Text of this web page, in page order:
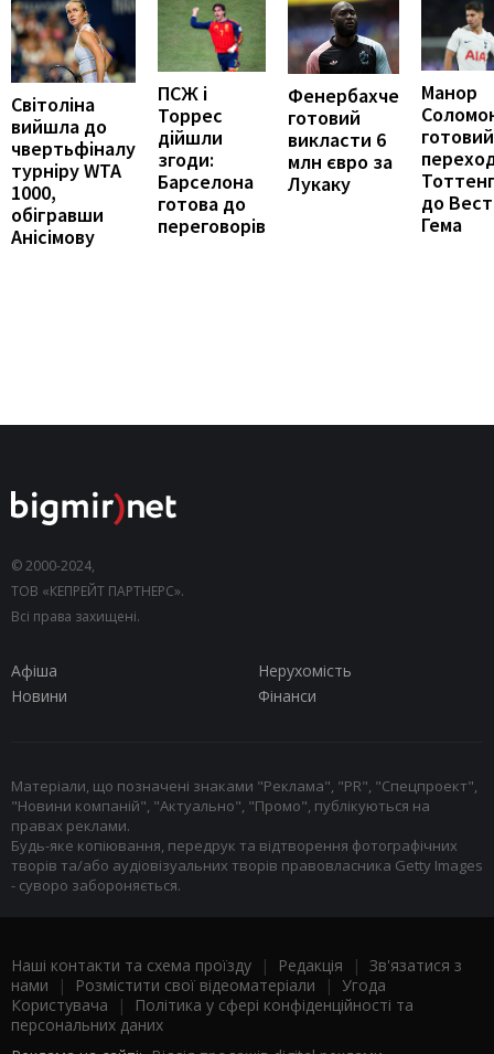
Світоліна
вийшла до
чвертьфіналу
турніру WTA
1000,
обігравши
Анісімову
ПСЖ і
Торрес
дійшли
згоди:
Барселона
готова до
переговорів
Фенербахче
готовий
викласти 6
млн євро за
Лукаку
Манор
до Вест
Гема
© 2000-2024,
ТОВ «КЕПРЕЙТ ПАРТНЕРС».
Всі права захищені.
Афіша
Нерухомість
Новини
Фінанси
Матеріали, що позначені знаками "Реклама", "PR", "Спецпроект",
"Новини компаній", "Актуально", "Промо", публікуються на
правах реклами.
Будь-яке копіювання, передрук та відтворення фотографічних
творів та/або аудіовізуальних творів правовласника Getty Images
- суворо забороняється.
Наші контакти та схема проїзду | Редакція | Зв'язатися з
нами | Розмістити свої відеоматеріали | Угода
Користувача |
Політика у сфері конфіденційності та
персональних даних